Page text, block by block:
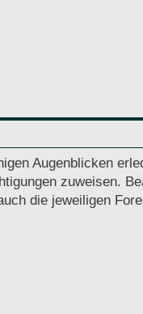
Augenblicken
zuweisen.
die jeweiligen